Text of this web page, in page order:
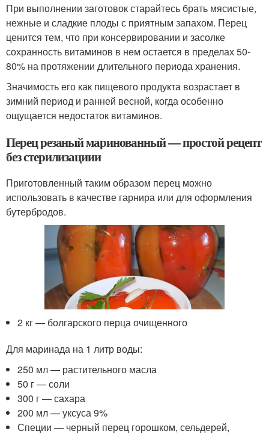
При выполнении заготовок старайтесь брать мясистые,
нежные и сладкие плоды с приятным запахом. Перец
ценится тем, что при консервировании и засолке
сохранность витаминов в нем остается в пределах 50-
80% на протяжении длительного периода хранения.
Значимость его как пищевого продукта возрастает в
зимний период и ранней весной, когда особенно
ощущается недостаток витаминов.
Перец резаный маринованный — простой рецепт
без стерилизациии
Приготовленный таким образом перец можно
использовать в качестве гарнира или для оформления
бутербродов.
2 кг — болгарского перца очищенного
Для маринада на 1 литр воды:
250 мл — растительного масла
50 г — соли
300 г — сахара
200 мл — уксуса 9%
Специи — черный перец горошком, сельдерей,